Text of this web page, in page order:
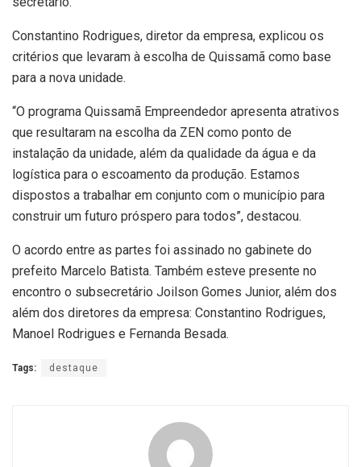
Constantino Rodrigues, diretor da empresa, explicou os
critérios que levaram à escolha de Quissamã como base
para a nova unidade.
“O programa Quissamã Empreendedor apresenta atrativos
que resultaram na escolha da ZEN como ponto de
instalação da unidade, além da qualidade da água e da
logística para o escoamento da produção. Estamos
dispostos a trabalhar em conjunto com o município para
construir um futuro próspero para todos”, destacou.
O acordo entre as partes foi assinado no gabinete do
prefeito Marcelo Batista. Também esteve presente no
encontro o subsecretário Joilson Gomes Junior, além dos
além dos diretores da empresa: Constantino Rodrigues,
Manoel Rodrigues e Fernanda Besada.
Tags: destaque